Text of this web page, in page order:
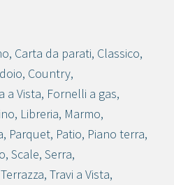
, Carta da parati, Classico,
, Country,
a Vista, Fornelli a gas,
, Libreria, Marmo,
, Parquet, Patio, Piano terra,
, Scale, Serra,
Terrazza, Travi a Vista,